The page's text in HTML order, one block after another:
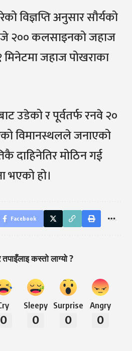
विज्ञप्ति अनुसार सौर्यको
२०० कलसाइनको जहाज
मिनेटमा जहाज पोखराका
उडेको र पूर्वतर्फ रनवे २०
विमानस्थलले जनाएको
दाहिनेतिर मोठिन गई
भएको हो।
Facebook
कस्तो लाग्यो ?
0
Sleepy
0
Surprise
0
Angry
0